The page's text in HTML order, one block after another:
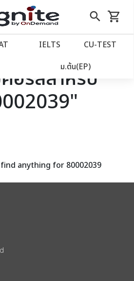
close
ท์
search
Skip
to
shopping_cart
รถเข็น
IELTS CU‑TEST
ม.ต้น(EP)
อร์สสำหรับ
anything for 80002039